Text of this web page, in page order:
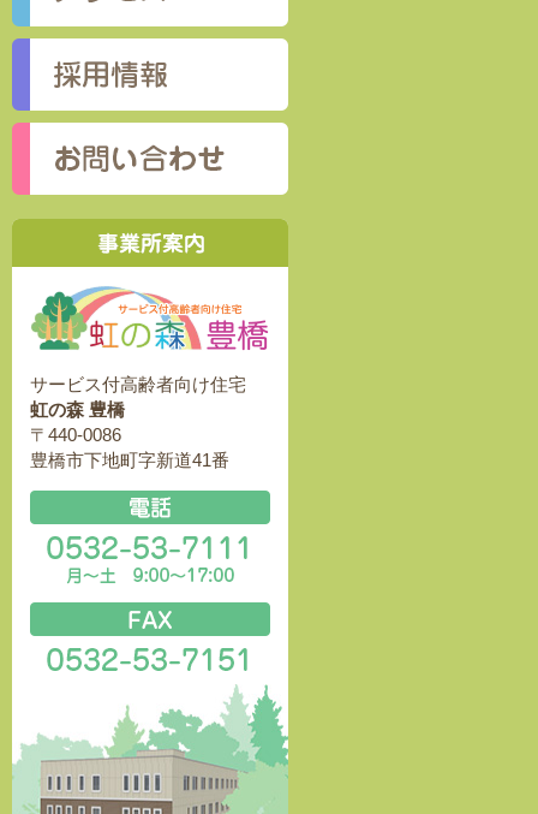
サービス付高齢者向け住宅
虹の森 豊橋
〒440-0086
豊橋市下地町字新道41番